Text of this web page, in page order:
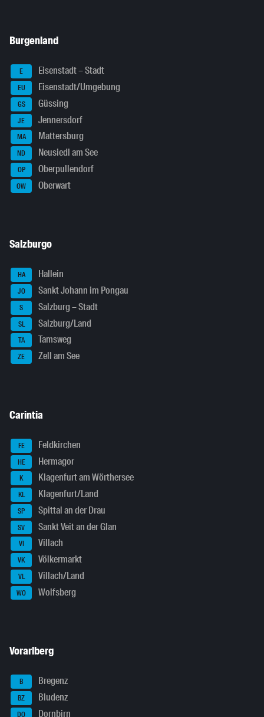
Burgenland
E Eisenstadt – Stadt
EU Eisenstadt/Umgebung
GS Güssing
JE Jennersdorf
MA Mattersburg
ND Neusiedl am See
OP Oberpullendorf
OW Oberwart
Salzburgo
HA Hallein
JO Sankt Johann im Pongau
S Salzburg – Stadt
SL Salzburg/Land
TA Tamsweg
ZE Zell am See
Carintia
FE Feldkirchen
HE Hermagor
K Klagenfurt am Wörthersee
KL Klagenfurt/Land
SP Spittal an der Drau
SV Sankt Veit an der Glan
VI Villach
VK Völkermarkt
VL Villach/Land
WO Wolfsberg
Vorarlberg
B Bregenz
BZ Bludenz
DO Dornbirn